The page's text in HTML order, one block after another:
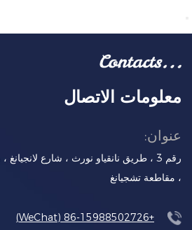
معلومات الاتصال
عنوان:
رقم 3 ، طريق نانقياو نورث ، شارع
، مقاطعة تشجيانغ
+86-15988502726 (WeChat)